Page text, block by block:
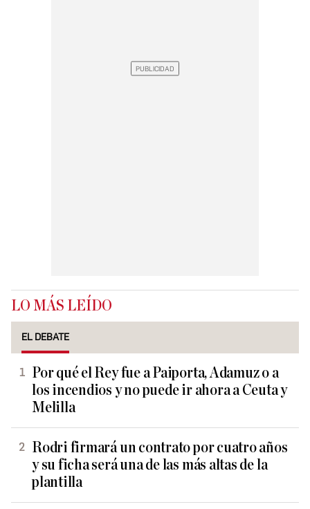
LO MÁS LEÍDO
EL DEBATE
Por qué el Rey fue a Paiporta, Adamuz o a
los incendios y no puede ir ahora a Ceuta y
Melilla
Rodri firmará un contrato por cuatro años
y su ficha será una de las más altas de la
plantilla